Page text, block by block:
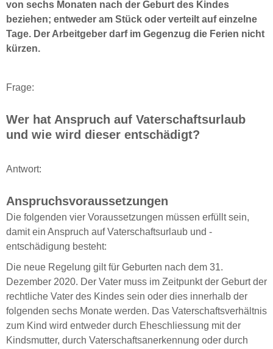
von sechs Monaten nach der Geburt des Kindes
beziehen; entweder am Stück oder verteilt auf einzelne
Tage. Der Arbeitgeber darf im Gegenzug die Ferien nicht
kürzen.
Frage:
Wer hat Anspruch auf Vaterschaftsurlaub
und wie wird dieser entschädigt?
Antwort:
Anspruchsvoraussetzungen
Die folgenden vier Voraussetzungen müssen erfüllt sein,
damit ein Anspruch auf Vaterschaftsurlaub und -
entschädigung besteht:
Die neue Regelung gilt für Geburten nach dem 31.
Dezember 2020. Der Vater muss im Zeitpunkt der Geburt der
rechtliche Vater des Kindes sein oder dies innerhalb der
folgenden sechs Monate werden. Das Vaterschaftsverhältnis
zum Kind wird entweder durch Eheschliessung mit der
Kindsmutter, durch Vaterschaftsanerkennung oder durch